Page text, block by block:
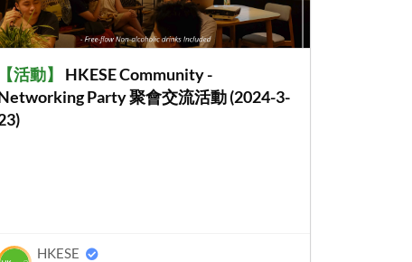
【活動】
HKESE Community -
Party 聚會交流活動 (2024-3-
HKESE